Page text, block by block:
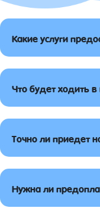
Какие услуги
Что будет ходить
Точно ли приедет
Нужна ли